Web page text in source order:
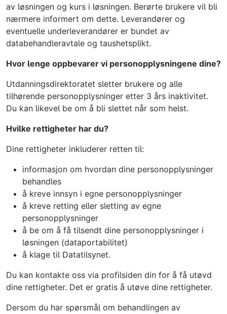
av løsningen og kurs i løsningen. Berørte brukere vil bli
nærmere informert om dette. Leverandører og
eventuelle underleverandører er bundet av
databehandleravtale og taushetsplikt.
Hvor lenge oppbevarer vi personopplysningene dine?
Utdanningsdirektoratet sletter brukere og alle
tilhørende personopplysninger etter 3 års inaktivitet.
Du kan likevel be om å bli slettet når som helst.
Hvilke rettigheter har du?
Dine rettigheter inkluderer retten til:
informasjon om hvordan dine personopplysninger
behandles
å kreve innsyn i egne personopplysninger
å kreve retting eller sletting av egne
personopplysninger
å be om å få tilsendt dine personopplysninger i
løsningen (dataportabilitet)
å klage til Datatilsynet.
Du kan kontakte oss via profilsiden din for å få utøvd
dine rettigheter. Det er gratis å utøve dine rettigheter.
Dersom du har spørsmål om behandlingen av